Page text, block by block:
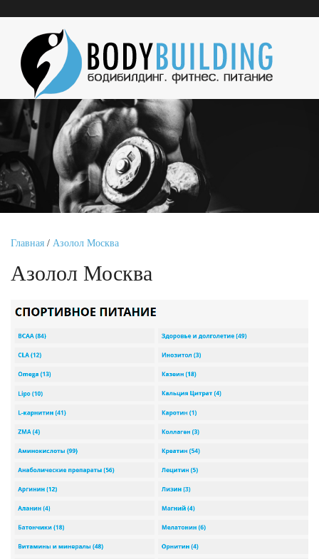
Главная / Азолол Москва
Азолол Москва